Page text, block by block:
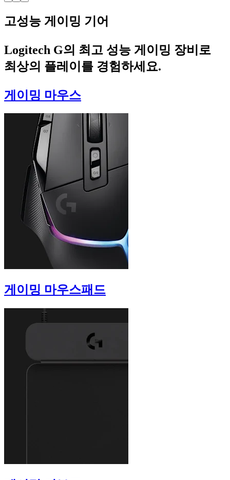
고성능 게이밍 기어
Logitech G의 최고 성능 게이밍 장비로
최상의 플레이를 경험하세요.
게이밍 마우스
게이밍 마우스패드